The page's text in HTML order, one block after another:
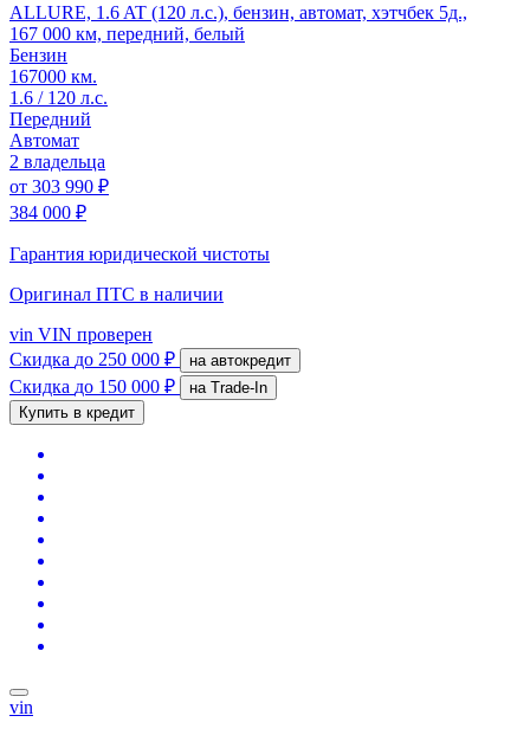
ALLURE, 1.6 AT (120 л.с.), бензин, автомат, хэтчбек 5д.,
167 000 км, передний, белый
Бензин
167000 км.
1.6 / 120 л.с.
Передний
Автомат
2 владельца
от 303 990 ₽
384 000 ₽
Гарантия юридической чистоты
Оригинал ПТС в наличии
vin VIN проверен
Скидка до 250 000 ₽ на автокредит
Скидка до 150 000 ₽
на Trade-In
Купить в кредит
vin